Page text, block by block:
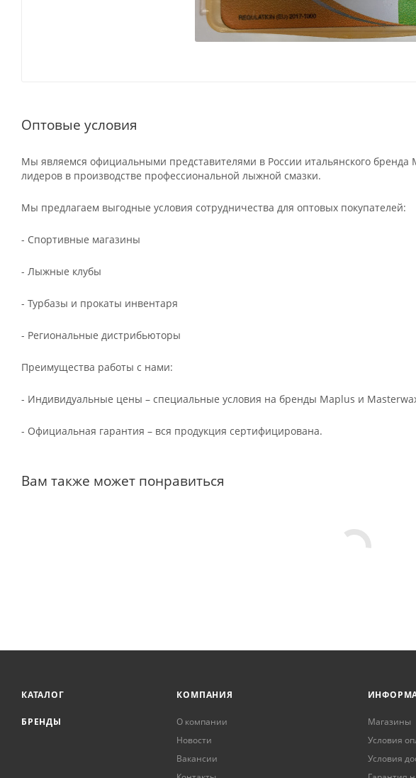
Оптовые условия
Мы являемся официальными представителями в России итальянского
лидеров в производстве профессиональной лыжной смазки.
Мы предлагаем выгодные условия сотрудничества для оптовых покупателей:
- Спортивные магазины
- Лыжные клубы
- Турбазы и прокаты инвентаря
- Региональные дистрибьюторы
Преимущества работы с нами:
- Индивидуальные цены – специальные условия на бренды Maplus и
- Официальная гарантия – вся продукция сертифицирована.
Вам также может понравиться
КАТАЛОГ
БРЕНДЫ
КОМПАНИЯ
О компании
Новости
Вакансии
Магазины
Условия
Условия